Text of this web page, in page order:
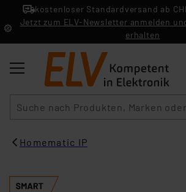
kostenloser Standardversand ab
Jetzt zum ELV-Newsletter anmelden
erhalten
Homematic IP